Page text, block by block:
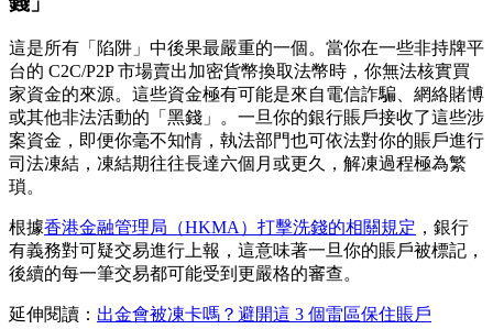
這是所有「陷阱」中後果最嚴重的一個。當你在一些非持牌平
台的 C2C/P2P 市場賣出加密貨幣換取法幣時，你無法核實買
家資金的來源。這些資金極有可能是來自電信詐騙、網絡賭博
或其他非法活動的「黑錢」。一旦你的銀行賬戶接收了這些涉
案資金，即便你毫不知情，執法部門也可依法對你的賬戶進行
司法凍結，凍結期往往長達六個月或更久，解凍過程極為繁
瑣。
根據香港金融管理局（HKMA）打擊洗錢的相關規定 ，銀行
有義務對可疑交易進行上報，這意味著一旦你的賬戶被標記，
後續的每一筆交易都可能受到更嚴格的審查。
延伸閱讀： 出金會被凍卡嗎？避開這 3 個雷區保住賬戶